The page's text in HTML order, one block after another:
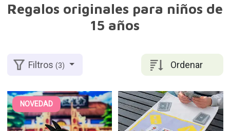
Regalos originales para niños de
15 años
Ordenar
Filtros(3)
NOVEDAD